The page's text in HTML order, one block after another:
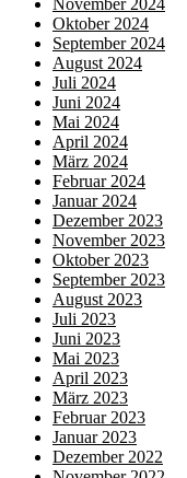
November 2024
Oktober 2024
September 2024
August 2024
Juli 2024
Juni 2024
Mai 2024
April 2024
März 2024
Februar 2024
Januar 2024
Dezember 2023
November 2023
Oktober 2023
September 2023
August 2023
Juli 2023
Juni 2023
Mai 2023
April 2023
März 2023
Februar 2023
Januar 2023
Dezember 2022